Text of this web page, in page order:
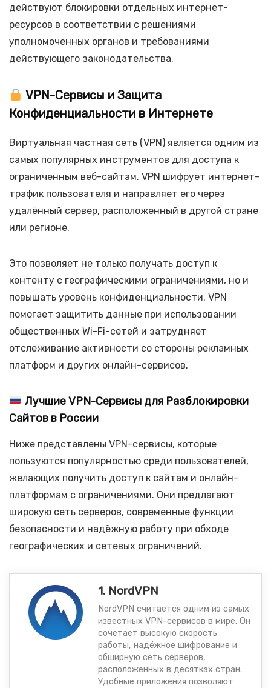
действуют блокировки отдельных интернет-
ресурсов в соответствии с решениями
уполномоченных органов и требованиями
действующего законодательства.
VPN-Сервисы и Защита
Конфиденциальности в Интернете
Виртуальная частная сеть (VPN) является одним из
самых популярных инструментов для доступа к
ограниченным веб-сайтам. VPN шифрует интернет-
трафик пользователя и направляет его через
удалённый сервер, расположенный в другой стране
или регионе.
Это позволяет не только получать доступ к
контенту с географическими ограничениями, но и
повышать уровень конфиденциальности. VPN
помогает защитить данные при использовании
общественных Wi-Fi-сетей и затрудняет
отслеживание активности со стороны рекламных
платформ и других онлайн-сервисов.
Лучшие VPN-Сервисы для Разблокировки
Сайтов в России
Ниже представлены VPN-сервисы, которые
пользуются популярностью среди пользователей,
желающих получить доступ к сайтам и онлайн-
платформам с ограничениями. Они предлагают
широкую сеть серверов, современные функции
безопасности и надёжную работу при обходе
географических и сетевых ограничений.
1. NordVPN
NordVPN считается одним из самых
известных VPN-сервисов в мире. Он
сочетает высокую скорость
работы, надёжное шифрование и
обширную сеть серверов,
расположенных в десятках стран.
Удобные приложения позволяют